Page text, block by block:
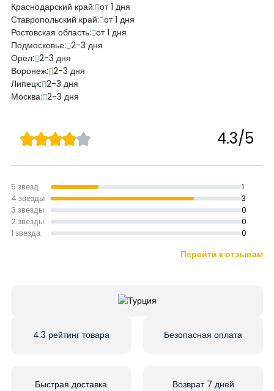
Краснодарский край: от 1 дня
Ставропольский край: от 1 дня
Ростовская область: от 1 дня
Подмосковье: 2-3 дня
Орел: 2-3 дня
Воронеж: 2-3 дня
Липецк: 2-3 дня
Москва: 2-3 дня
4.3/5
5 звезд 1
4 звезды 3
3 звезды 0
2 звезды 0
1 звезда 0
Перейти к отзывам
4.3 рейтинг товара Безопасная оплата
Быстрая доставка Возврат 7 дней